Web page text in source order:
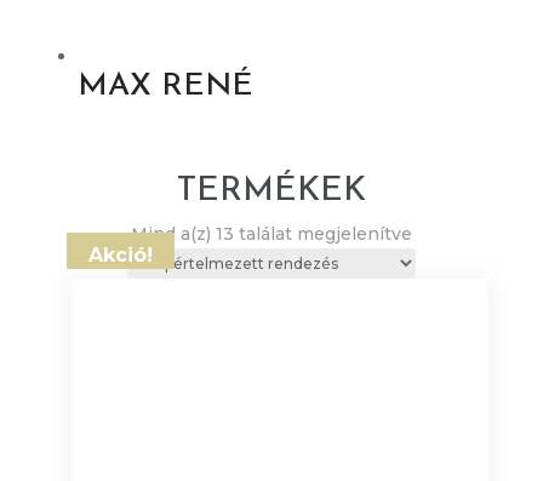
MAX RENÉ
TERMÉKEK
Mind a(z) 13 találat megjelenítve
Akció!
Akció!
Akció!
Akció!
Akció!
Akció!
Akció!
Akció!
Akció!
Akció!
Akció!
Akció!